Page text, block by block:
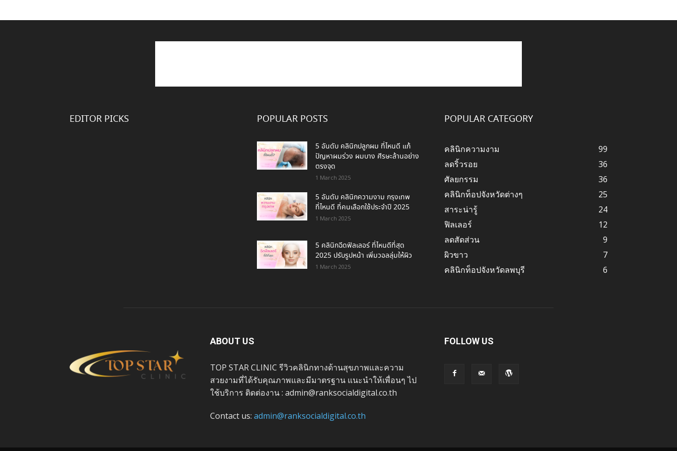
EDITOR PICKS POPULAR POSTS
5 อันดับ คลินิกปลูกผม ที่ไหนดี แก้
ปัญหาผมร่วง ผมบาง ศีรษะล้านอย่าง
ตรงจุด
1 March 2025
5 อันดับ คลินิกความงาม กรุงเทพ
ที่ไหนดี ที่คนเลือกใช้ประจำปี 2025
1 March 2025
5 คลินิกฉีดฟิลเลอร์ ที่ไหนดีที่สุด
2025 ปรับรูปหน้า เพิ่มวอลลุ่มให้ผิว
1 March 2025
POPULAR CATEGORY
คลินิกความงาม
99
ลดริ้วรอย
36
ศัลยกรรม
36
คลินิกท็อปจังหวัดต่างๆ
25
สาระน่ารู้
24
ฟิลเลอร์
12
ลดสัดส่วน
9
ผิวขาว
7
คลินิกท็อปจังหวัดลพบุรี
6
ABOUT US
TOP STAR CLINIC รีวิวคลินิกทางด้านสุขภาพและความ
สวยงามที่ได้รับคุณภาพและมีมาตรฐาน แนะนำให้เพื่อนๆ ไป
ใช้บริการ ติดต่องาน : admin@ranksocialdigital.co.th
Contact us: admin@ranksocialdigital.co.th
FOLLOW US